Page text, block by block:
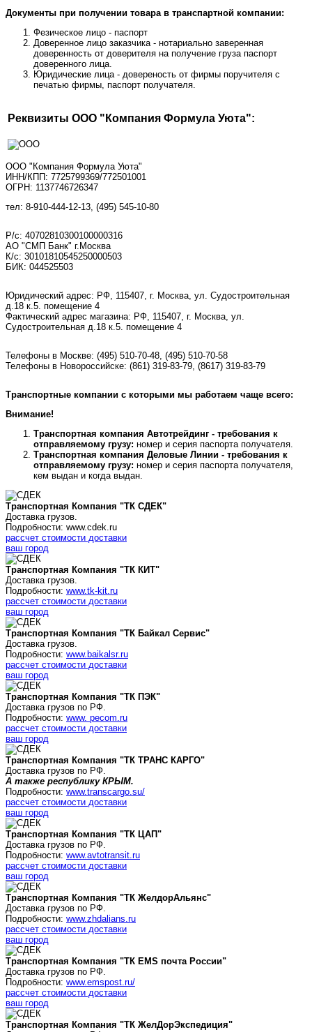
Документы при получении товара в транспартной компании:
Фезическое лицо - паспорт
Доверенное лицо заказчика - нотариально заверенная
доверенность от доверителя на получение груза паспорт
доверенного лица.
Юридические лица - довереность от фирмы поручителя с
печатью фирмы, паспорт получателя.
Реквизиты ООО "Компания Формула Уюта":
ООО "Компания Формула Уюта"
ИНН/КПП: 7725799369/772501001
ОГРН: 1137746726347
тел: 8-910-444-12-13, (495) 545-10-80
Р/с: 40702810300100000316
АО "СМП Банк" г.Москва
К/с: 30101810545250000503
БИК: 044525503
Юридический адрес: РФ, 115407, г. Москва, ул. Судостроительная
д.18 к.5. помещение 4
Фактический адрес магазина: РФ, 115407, г. Москва, ул.
Судостроительная д.18 к.5. помещение 4
Телефоны в Москве: (495) 510-70-48, (495) 510-70-58
Телефоны в Новороссийске: (861) 319-83-79, (8617) 319-83-79
Транспортные компании с которыми мы работаем чаще всего:
Внимание!
Транспортная компания Автотрейдинг - требования к
отправляемому грузу: номер и серия паспорта получателя.
Транспортная компания Деловые Линии - требования к
отправляемому грузу: номер и серия паспорта получателя,
кем выдан и когда выдан.
Транспортная Компания "ТК СДЕК"
Доставка грузов.
Подробности: www.cdek.ru
рассчет стоимости доставки
ваш город
Транспортная Компания "ТК КИТ"
Доставка грузов.
Подробности: www.tk-kit.ru
рассчет стоимости доставки
ваш город
Транспортная Компания "ТК Байкал Сервис"
Доставка грузов.
Подробности: www.baikalsr.ru
рассчет стоимости доставки
ваш город
Транспортная Компания "ТК ПЭК"
Доставка грузов по РФ.
Подробности: www. pecom.ru
рассчет стоимости доставки
ваш город
Транспортная Компания "ТК ТРАНС КАРГО"
Доставка грузов по РФ.
А также республику КРЫМ.
Подробности: www.transcargo.su/
рассчет стоимости доставки
ваш город
Транспортная Компания "ТК ЦАП"
Доставка грузов по РФ.
Подробности: www.avtotransit.ru
рассчет стоимости доставки
ваш город
Транспортная Компания "ТК ЖелдорАльянс"
Доставка грузов по РФ.
Подробности: www.zhdalians.ru
рассчет стоимости доставки
ваш город
Транспортная Компания "ТК EMS почта России"
Доставка грузов по РФ.
Подробности: www.emspost.ru/
рассчет стоимости доставки
ваш город
Транспортная Компания "ТК ЖелДорЭкспедиция"